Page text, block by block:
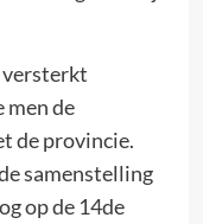
versterkt
men de
de provincie.
samenstelling
op de 14de